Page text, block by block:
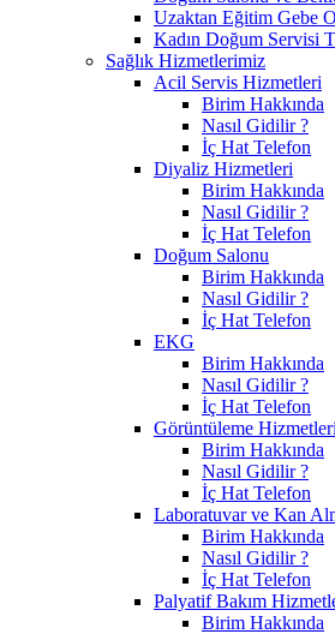
Uzaktan Eğitim Gebe
Kadın Doğum Servisi
Sağlık Hizmetlerimiz
Acil Servis Hizmetleri
Birim Hakkında
Nasıl Gidilir ?
İç Hat Telefon
Diyaliz Hizmetleri
Birim Hakkında
Nasıl Gidilir ?
İç Hat Telefon
Doğum Salonu
Birim Hakkında
Nasıl Gidilir ?
İç Hat Telefon
EKG
Birim Hakkında
Nasıl Gidilir ?
İç Hat Telefon
Görüntüleme Hizmetleri
Birim Hakkında
Nasıl Gidilir ?
İç Hat Telefon
Laboratuvar ve Kan
Birim Hakkında
Nasıl Gidilir ?
İç Hat Telefon
Palyatif Bakım
Birim Hakkında